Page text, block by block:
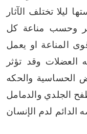
ليلا تختلف الآثار
وحسب مناعة كل
المناعة او يعمل
العضلات وقد تؤثر
الحساسية والحكه
الجلدي والدمامل
لدم الإنسان